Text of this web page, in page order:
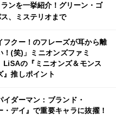
ンを一挙紹介！グリーン・ゴ
、ミステリオまで
フクー！のフレーズが耳から離
！(笑)」ミニオンズファミ
LiSAの『ミニオンズ＆モンス
』推しポイント
イダーマン：ブランド・
・デイ』で重要キャラに抜擢！